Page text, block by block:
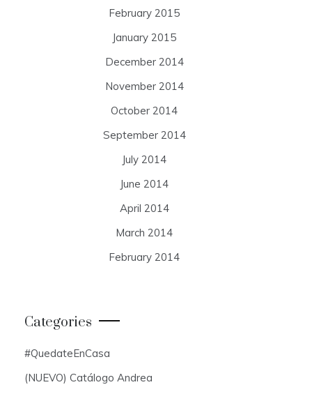
February 2015
January 2015
December 2014
November 2014
October 2014
September 2014
July 2014
June 2014
April 2014
March 2014
February 2014
Categories
#QuedateEnCasa
(NUEVO) Catálogo Andrea